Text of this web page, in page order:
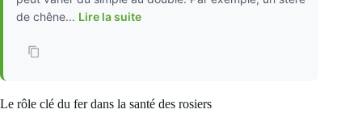
de chêne... Lire la suite
Le rôle clé du fer dans la santé des rosiers